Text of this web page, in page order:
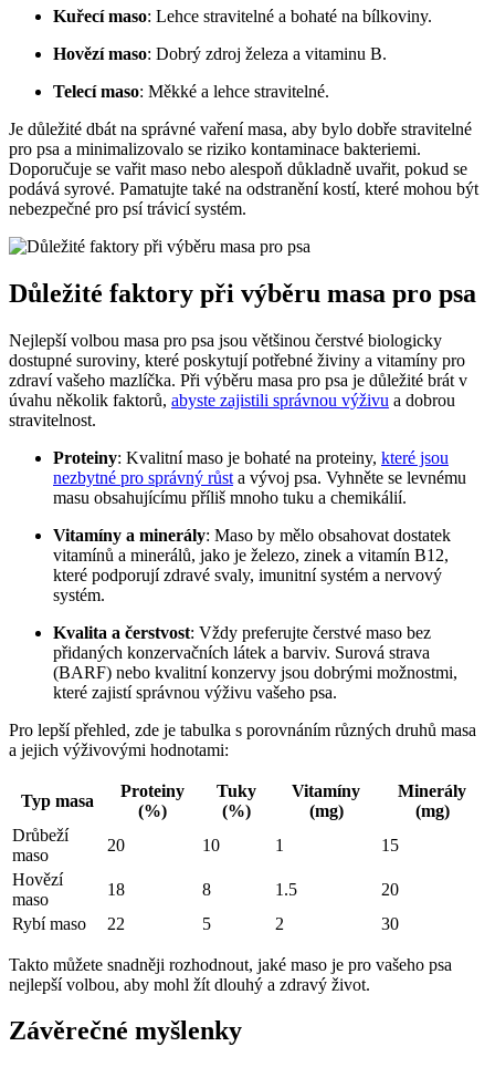
Kuřecí maso: Lehce stravitelné a bohaté na bílkoviny.
Hovězí maso: Dobrý zdroj železa a vitaminu B.
Telecí maso: Měkké a lehce stravitelné.
Je důležité dbát na správné vaření masa, aby bylo dobře stravitelné
pro psa a minimalizovalo se riziko kontaminace bakteriemi.
Doporučuje se vařit maso nebo alespoň důkladně uvařit, pokud se
podává syrové. Pamatujte také na odstranění kostí, které mohou být
nebezpečné pro psí trávicí systém.
Důležité faktory při výběru masa pro psa
Nejlepší volbou masa pro psa jsou většinou čerstvé biologicky
dostupné suroviny, které poskytují potřebné živiny a vitamíny pro
zdraví vašeho mazlíčka. Při výběru masa pro psa je důležité brát v
úvahu několik faktorů, abyste zajistili správnou výživu a dobrou
stravitelnost.
Proteiny: Kvalitní maso je bohaté na proteiny, které jsou
nezbytné pro správný růst a vývoj psa. Vyhněte se levnému
masu obsahujícímu příliš mnoho tuku a chemikálií.
Vitamíny a minerály: Maso by mělo obsahovat dostatek
vitamínů a minerálů, jako je železo, zinek a vitamín B12,
které podporují zdravé svaly, imunitní systém a nervový
systém.
Kvalita a čerstvost: Vždy preferujte čerstvé maso bez
přidaných konzervačních látek a barviv. Surová strava
(BARF) nebo kvalitní konzervy jsou dobrými možnostmi,
které zajistí správnou výživu vašeho psa.
Pro lepší přehled, zde je tabulka s porovnáním různých druhů masa
a jejich výživovými hodnotami:
Typ masa
Proteiny
(%)
Tuky
(%)
Vitamíny
(mg)
Minerály
(mg)
Drůbeží
maso
20 10 1
15
Hovězí
maso
18 8 1.5
20
Rybí maso
22 5 2 30
Takto můžete snadněji rozhodnout, jaké maso je pro vašeho psa
nejlepší volbou, aby mohl žít dlouhý a zdravý život.
Závěrečné myšlenky